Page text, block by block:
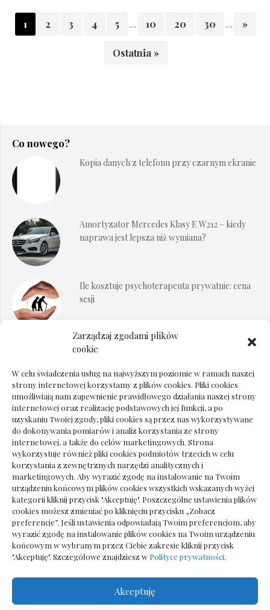
Zarządzaj zgodami plików
cookie
W celu świadczenia usług na najwyższym poziomie w ramach naszej
strony internetowej korzystamy z plików cookies. Pliki cookies
umożliwiają nam zapewnienie prawidłowego działania naszej strony
internetowej oraz realizację podstawowych jej funkcji, a po
uzyskaniu Twojej zgody, pliki cookies są przez nas wykorzystywane
do dokonywania pomiarów i analiz korzystania ze strony
internetowej, a także do celów marketingowych. Strona
wykorzystuje również pliki cookies podmiotów trzecich w celu
korzystania z zewnętrznych narzędzi analitycznych i
marketingowych. Aby wyrazić zgodę na instalowanie na Twoim
urządzeniu końcowym plików cookies wszystkich wskazanych wyżej
kategorii kliknij przycisk "Akceptuję". Poszczególne ustawienia plików
cookies możesz zmieniać po kliknięciu przycisku „Zobacz
preferencje”. Jeśli ustawienia odpowiadają Twoim preferencjom, aby
wyrazić zgodę na instalowanie plików cookies na Twoim urządzeniu
końcowym w wybranym przez Ciebie zakresie kliknij przycisk
"Akceptuję". Szczegółowe znajdziesz w Polityce prywatności.
Akceptuję
1 2 3 4 5 ... 10 20 30 ... »
Ostatnia »
Co nowego?
Kopia danych z telefonu przy czarnym ekranie
Amortyzator Mercedes Klasy E W212 – kiedy
naprawa jest lepsza niż wymiana?
Ile kosztuje psychoterapeuta prywatnie: cena
sesji
Dokumenty do odbioru przy zmianie biura
Deska podłogowa do salonu: jak wybrać bez
pośpiechu